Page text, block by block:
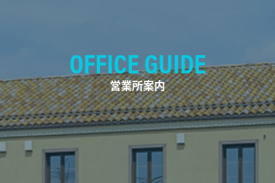
OFFICE GUIDE
営業所案内